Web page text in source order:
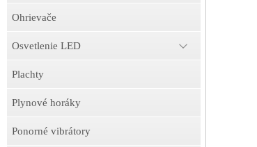
Ohrievače
Osvetlenie LED
Plachty
Plynové horáky
Ponorné vibrátory